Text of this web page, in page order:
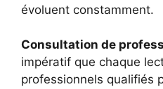
évoluent constamment.
Consultation de
impératif que chaque
professionnels qualifiés